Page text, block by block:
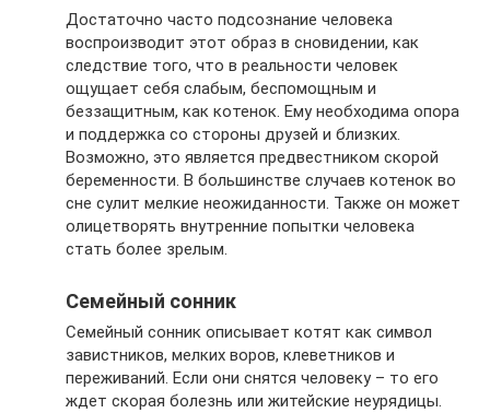
Достаточно часто подсознание человека
воспроизводит этот образ в сновидении, как
следствие того, что в реальности человек
ощущает себя слабым, беспомощным и
беззащитным, как котенок. Ему необходима опора
и поддержка со стороны друзей и близких.
Возможно, это является предвестником скорой
беременности. В большинстве случаев котенок во
сне сулит мелкие неожиданности. Также он может
олицетворять внутренние попытки человека
стать более зрелым.
Семейный сонник
Семейный сонник описывает котят как символ
завистников, мелких воров, клеветников и
переживаний. Если они снятся человеку – то его
ждет скорая болезнь или житейские неурядицы.